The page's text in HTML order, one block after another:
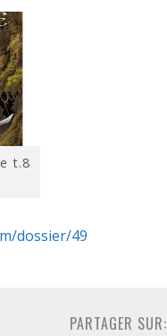
t.8
dossier/49
PARTAGER SUR: